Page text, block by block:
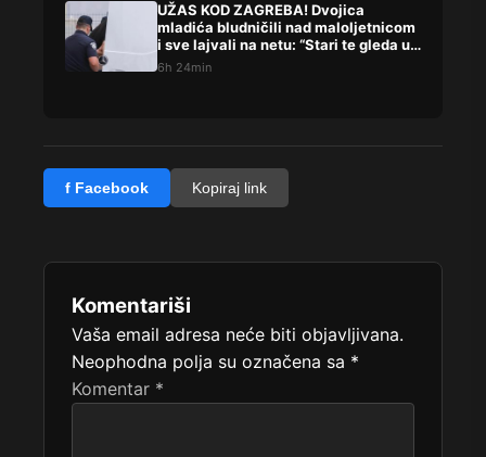
UŽAS KOD ZAGREBA! Dvojica
mladića bludničili nad maloljetnicom
i sve lajvali na netu: “Stari te gleda u
lajvu”
6h 24min
f Facebook Kopiraj link
Komentariši
Vaša email adresa neće biti objavljivana.
Neophodna polja su označena sa *
Komentar *